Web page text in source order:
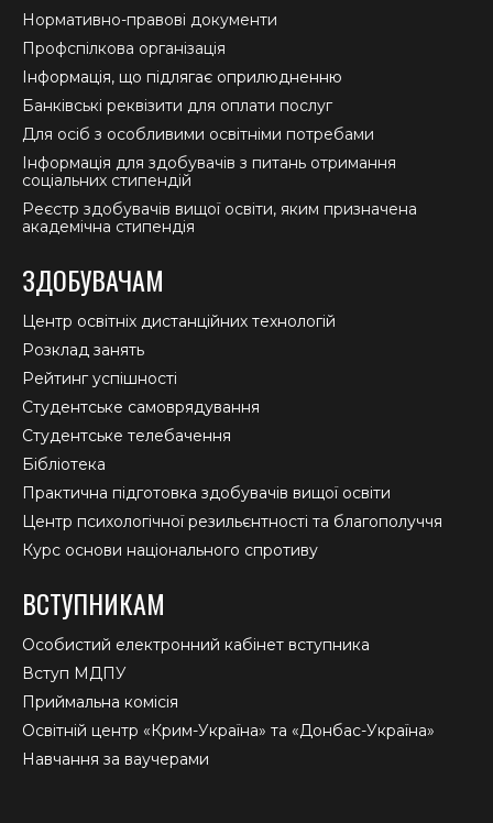
Нормативно-правові документи
Профспілкова організація
Інформація, що підлягає оприлюдненню
Банківські реквізити для оплати послуг
Для осіб з особливими освітніми потребами
Інформація для здобувачів з питань отримання
соціальних стипендій
Реєстр здобувачів вищої освіти, яким призначена
академічна стипендія
ЗДОБУВАЧАМ
Центр освітніх дистанційних технологій
Розклад занять
Рейтинг успішності
Студентське самоврядування
Студентське телебачення
Бібліотека
Практична підготовка здобувачів вищої освіти
Центр психологічної резильєнтності та благополуччя
Курс основи національного спротиву
ВСТУПНИКАМ
Особистий електронний кабінет вступника
Вступ МДПУ
Приймальна комісія
Освітній центр «Крим-Україна» та «Донбас-Україна»
Навчання за ваучерами